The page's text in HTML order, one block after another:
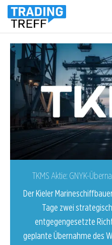
Nel Asa-
Noch im Mai kamen gute
die das Papier auf
drückten. Gestern ging es
0,20 Euro